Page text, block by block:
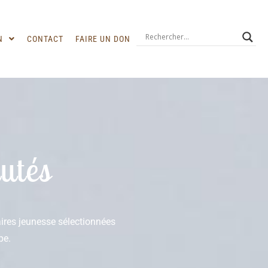
CONTACT FAIRE UN DON
jeunesse sélectionnées